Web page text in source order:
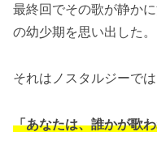
最終回でその歌が静か
の幼少期を思い出した。
それはノスタルジーで
「あなたは、誰かが歌